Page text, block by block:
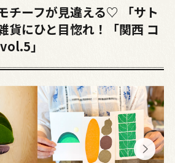
チーフが見違える♡ 「サト
貨にひと目惚れ！「関西 コ
」